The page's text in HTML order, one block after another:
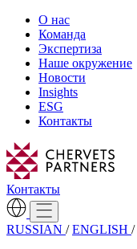
О нас
Команда
Экспертиза
Наше окружение
Новости
Insights
ESG
Контакты
Контакты
RUSSIAN / ENGLISH /